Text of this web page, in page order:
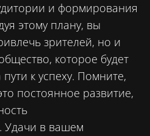
и формирования
этому плану, вы
зрителей, но и
которое будет
к успеху. Помните,
постоянное развитие,
Удачи в вашем